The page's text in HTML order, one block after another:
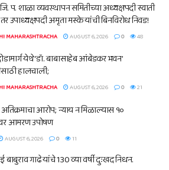
प. शाळा व्यवस्थापन समितीच्या अध्यक्षपदी स्वाती
उपाध्यक्षपदी अमृता मस्के यांची बिनविरोध निवड!
MAHARASHTRACHA AUGUST 6, 2026 0 48
येथे ‘डॉ. बाबासाहेब आंबेडकर भवन’
हालचाली;
MAHARASHTRACHA AUGUST 6, 2026 0 21
आरोप; न्याय न मिळाल्यास १०
आमरण उपोषण
AUGUST 6, 2026 0 11
बाबुराव गाढे यांचे 130 व्या वर्षी दुःखद निधन.